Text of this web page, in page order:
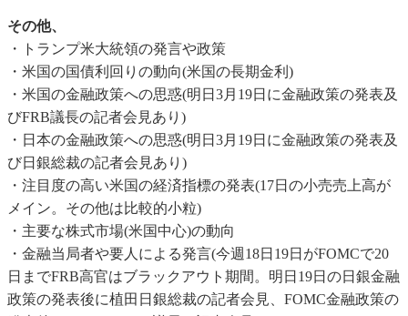
その他、
・トランプ米大統領の発言や政策
・米国の国債利回りの動向(米国の長期金利)
・米国の金融政策への思惑(明日3月19日に金融政策の発表及
びFRB議長の記者会見あり)
・日本の金融政策への思惑(明日3月19日に金融政策の発表及
び日銀総裁の記者会見あり)
・注目度の高い米国の経済指標の発表(17日の小売売上高が
メイン。その他は比較的小粒)
・主要な株式市場(米国中心)の動向
・金融当局者や要人による発言(今週18日19日がFOMCで20
日までFRB高官はブラックアウト期間。明日19日の日銀金融
政策の発表後に植田日銀総裁の記者会見、FOMC金融政策の